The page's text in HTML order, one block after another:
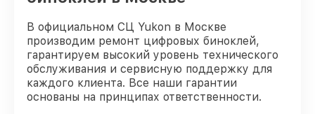
Юстировка бинокля цифрового бинокля
Yukon
от 2000₽
В официальном СЦ Yukon в Москве
производим ремонт цифровых биноклей,
гарантируем высокий уровень технического
обслуживания и сервисную поддержку для
каждого клиента. Все наши гарантии
основаны на принципах ответственности.